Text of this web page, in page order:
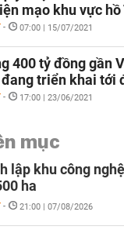
mạo khu vực hồ
- 07:00 | 15/07/2021
400 tỷ đồng gần
triển khai tới
- 17:00 | 23/06/2021
mục
lập khu công
ha
- 21:00 | 07/08/2026